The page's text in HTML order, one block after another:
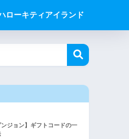
ローキティアイランド
ンジョン】ギフトコードの一